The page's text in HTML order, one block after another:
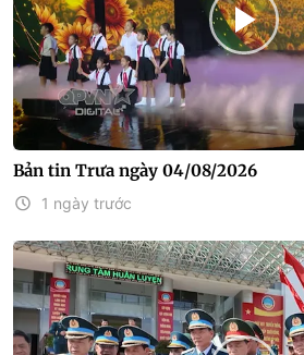
Bản tin Trưa ngày 04/08/2026
1 ngày trước